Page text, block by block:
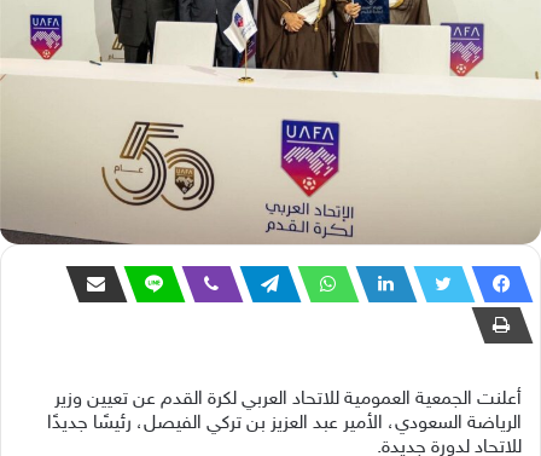
أعلنت الجمعية العمومية للاتحاد العربي لكرة القدم عن تعيين وزير
الرياضة السعودي، الأمير عبد العزيز بن تركي الفيصل، رئيسًا جديدًا
للاتحاد لدورة جديدة.